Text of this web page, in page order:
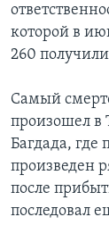
которой в
260
Самый
произошел в
Багдада, где
произведен
после
последовал